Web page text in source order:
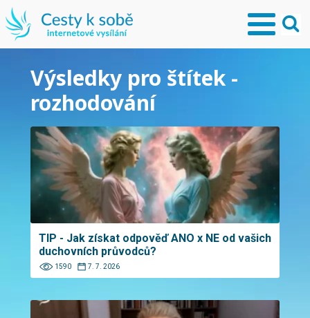
Výsledky pro štítek -
rozhodování
TIP - Jak získat odpověď ANO x NE od vašich
duchovních průvodců?
1590 7. 7. 2026